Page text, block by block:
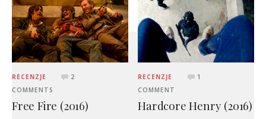
RECENZJE
2
COMMENTS
Free Fire (2016)
RECENZJE
1
COMMENT
Hardcore Henry (2016)